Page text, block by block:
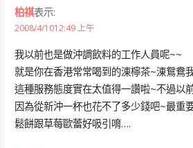
柏祺表示:
2008/4/1012:49 上午
我以前也是做沖調飲料的工作人員呢~~
就是你在香港常常喝到的涷檸茶~涷鴛鴦
這種服務態度實在太值得一讚啦~不過以
因為從新沖一杯也花不了多少錢吧~最重
鬆餅跟草莓歐蕾好吸引唷….